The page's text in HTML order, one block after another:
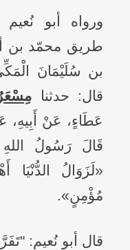
ورواه أبو
طريق محمّد بن
بن سُلَيْمَانَ
قال: حدثنا
عَطَاءٍ، عَنْ أَبِيهِ،
قَالَ رَسُولُ
«لَزَوَالُ
مُؤْمِنٍ».
قال أبو نُعيم: